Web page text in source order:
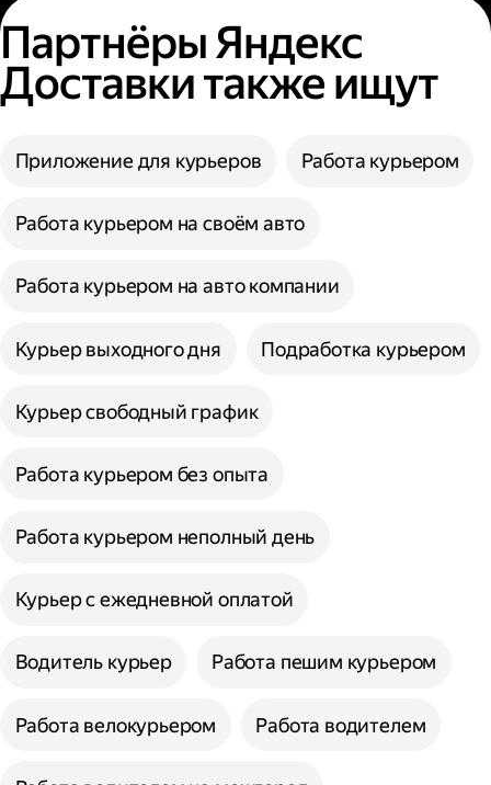
Партнёры Яндекс
Доставки также ищут
Приложение для курьеров Работа курьером
Работа курьером на своём авто
Работа курьером на авто компании
Курьер выходного дня Подработка курьером
Курьер свободный график
Работа курьером без опыта
Работа курьером неполный день
Курьер с ежедневной оплатой
Водитель курьер Работа пешим курьером
Работа велокурьером Работа водителем